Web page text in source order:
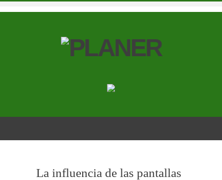
La influencia de las pantallas